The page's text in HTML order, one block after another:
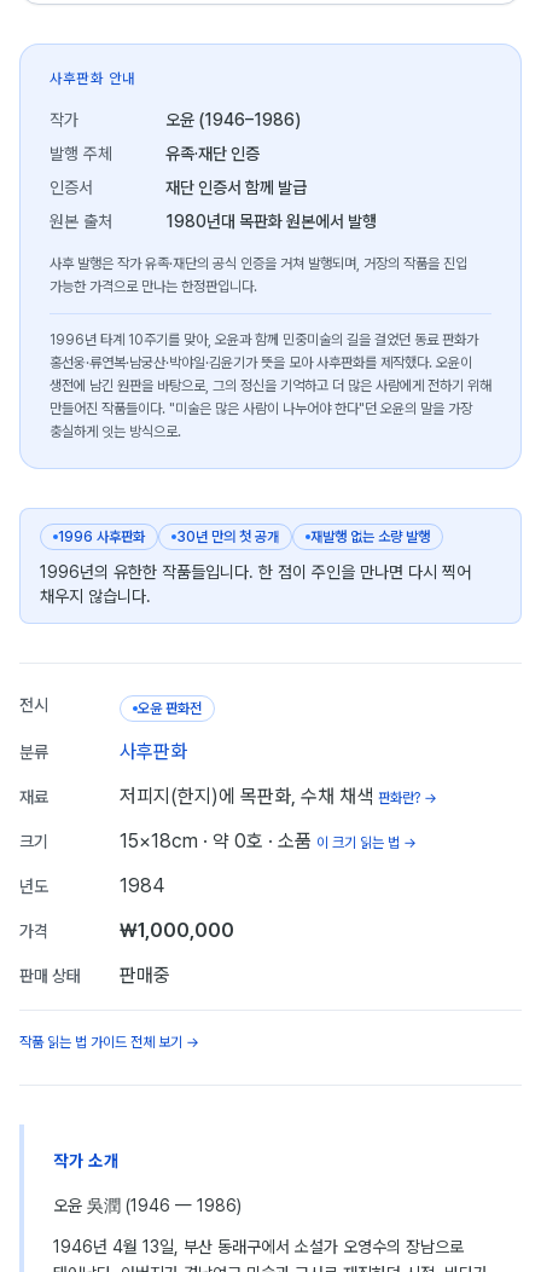
사후판화 안내
작가
오윤 (1946–1986)
발행 주체
유족·재단 인증
인증서
재단 인증서 함께 발급
원본 출처
1980년대 목판화 원본에서 발행
사후 발행은 작가 유족·재단의 공식 인증을 거쳐 발행되며, 거장의 작품을 진입
가능한 가격으로 만나는 한정판입니다.
1996년 타계 10주기를 맞아, 오윤과 함께 민중미술의 길을 걸었던 동료 판화가
홍선웅·류연복·남궁산·박야일·김윤기가 뜻을 모아 사후판화를 제작했다. 오윤이
생전에 남긴 원판을 바탕으로, 그의 정신을 기억하고 더 많은 사람에게 전하기 위해
만들어진 작품들이다. "미술은 많은 사람이 나누어야 한다"던 오윤의 말을 가장
충실하게 잇는 방식으로.
1996 사후판화 30년 만의 첫 공개 재발행 없는 소량 발행
1996년의 유한한 작품들입니다. 한 점이 주인을 만나면 다시 찍어
채우지 않습니다.
전시 오윤 판화전
분류 사후판화
재료 저피지(한지)에 목판화, 수채 채색 판화란? →
크기 15×18cm · 약 0호 · 소품 이 크기 읽는 법 →
년도 1984
가격 ₩1,000,000
판매 상태 판매중
작품 읽는 법 가이드 전체 보기 →
작가 소개
오윤 吳潤 (1946 — 1986)
1946년 4월 13일, 부산 동래구에서 소설가 오영수의 장남으로